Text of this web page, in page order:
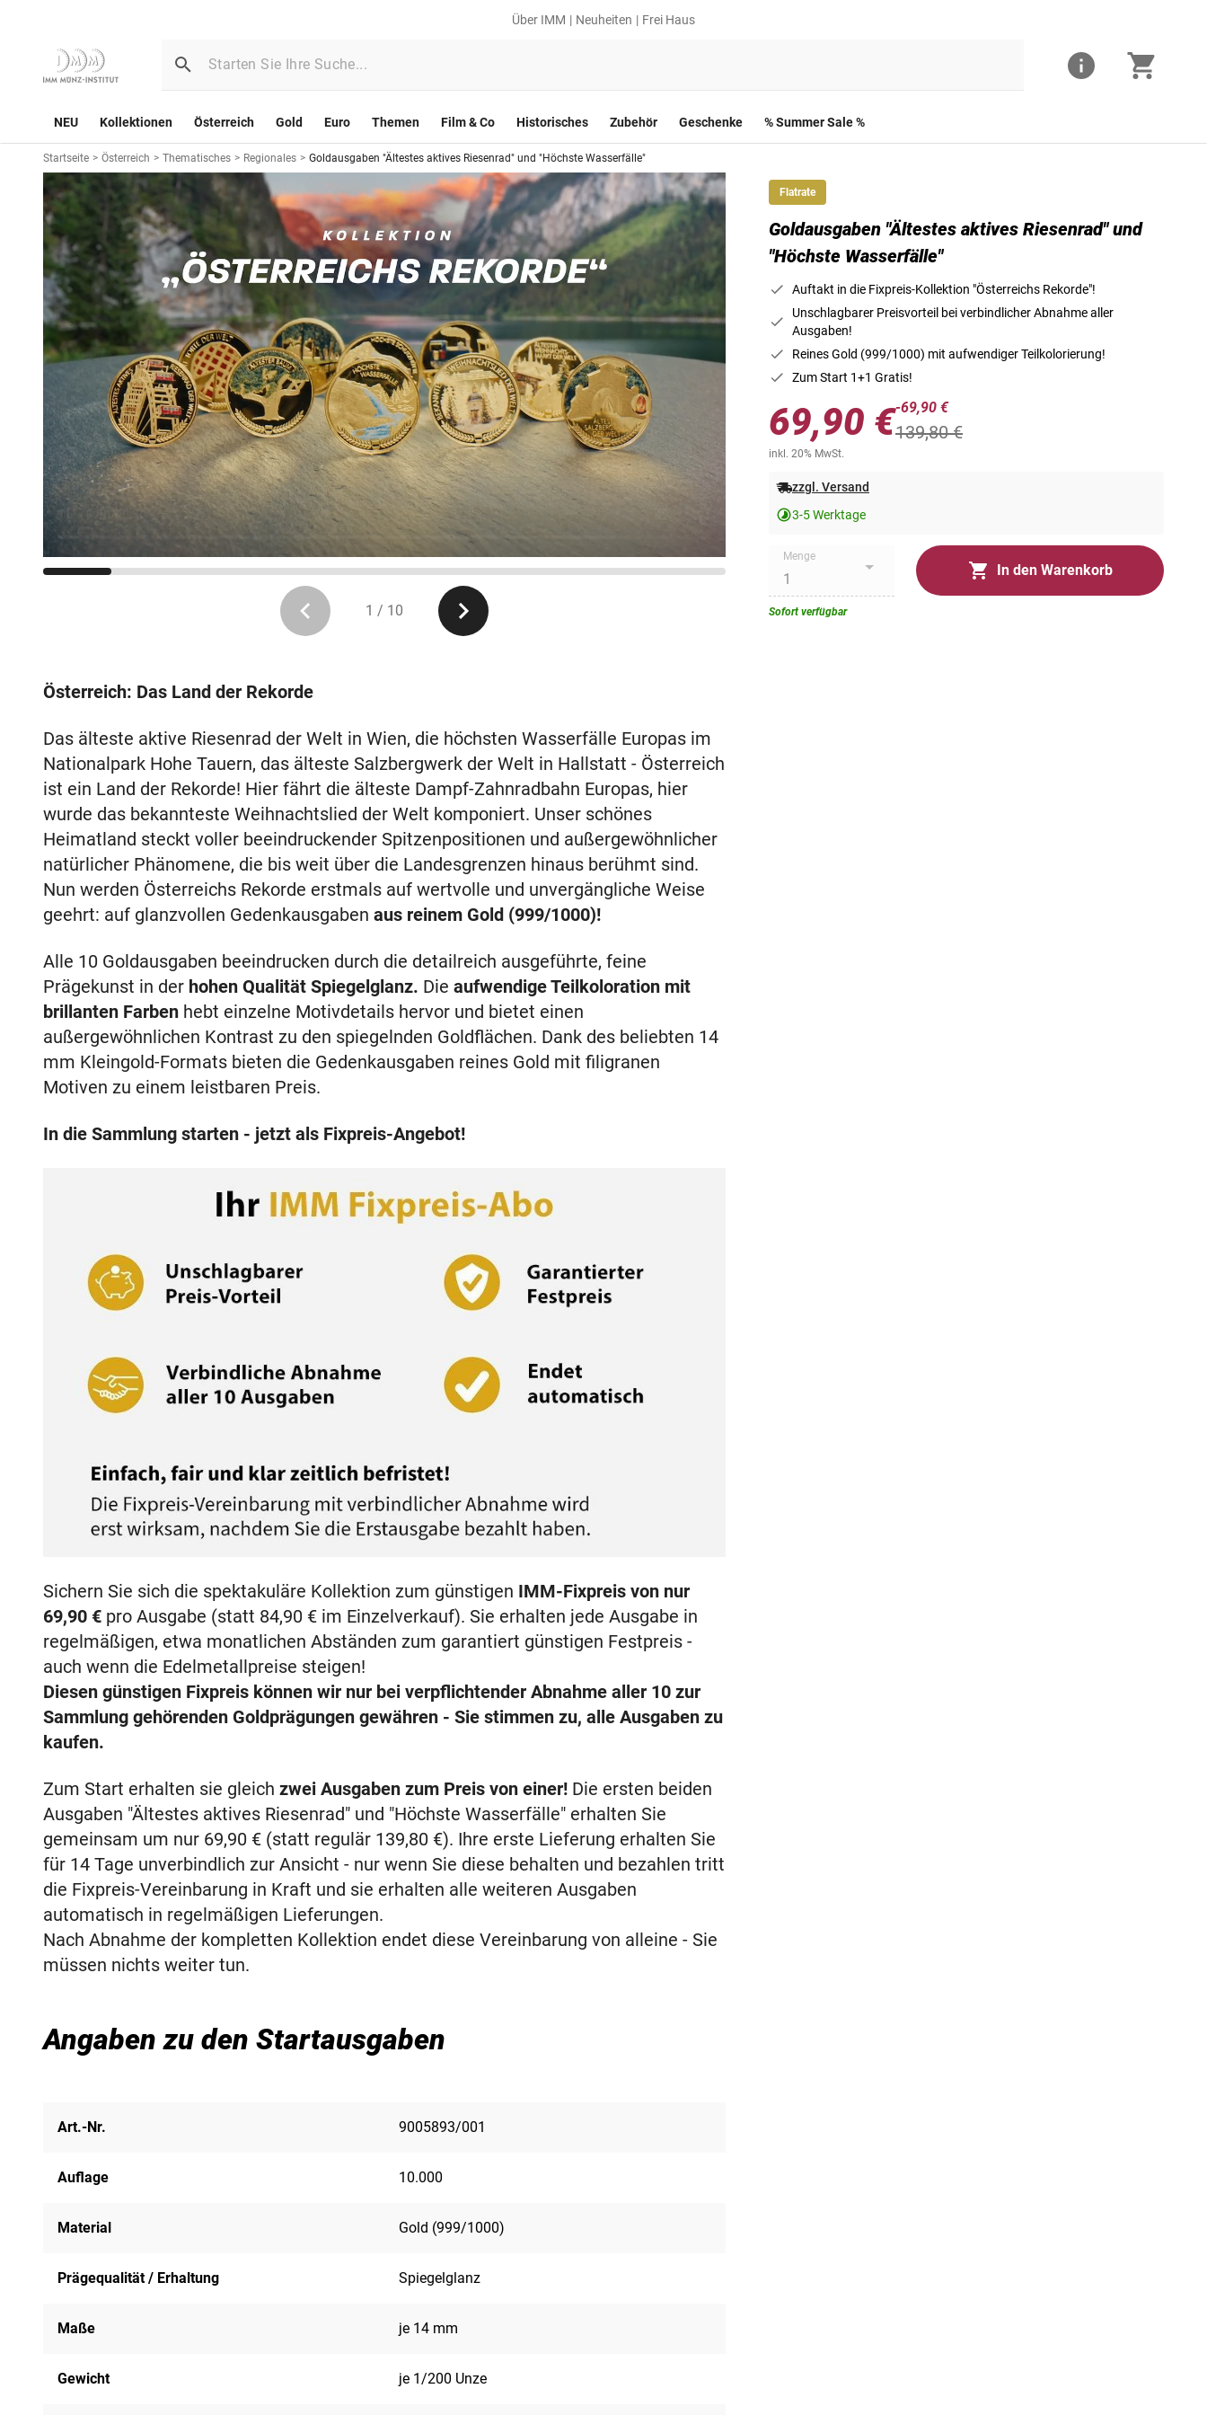
Über IMM Neuheiten Frei Haus
NEU Kollektionen Österreich Gold Euro Themen Film & Co Historisches Zubehör Geschenke % Summer Sale %
Startseite > Österreich > Thematisches > Regionales > Goldausgaben "Ältestes aktives Riesenrad" und "Höchste Wasserfälle"
Österreichs größte Rekorde verewigt in reinem Gold
1 / 10
Flatrate
Goldausgaben "Ältestes aktives Riesenrad" und
"Höchste Wasserfälle"
Auftakt in die Fixpreis-Kollektion "Österreichs Rekorde"!
Unschlagbarer Preisvorteil bei verbindlicher Abnahme aller
Ausgaben!
Reines Gold (999/1000) mit aufwendiger Teilkolorierung!
Zum Start 1+1 Gratis!
69,90 €-69,90 €
139,80 €
inkl. 20% MwSt.
zzgl. Versand
3-5 Werktage
Menge
In den Warenkorb
Sofort verfügbar
Österreich: Das Land der Rekorde
Das älteste aktive Riesenrad der Welt in Wien, die höchsten Wasserfälle Europas im
Nationalpark Hohe Tauern, das älteste Salzbergwerk der Welt in Hallstatt - Österreich
ist ein Land der Rekorde! Hier fährt die älteste Dampf-Zahnradbahn Europas, hier
wurde das bekannteste Weihnachtslied der Welt komponiert. Unser schönes
Heimatland steckt voller beeindruckender Spitzenpositionen und außergewöhnlicher
natürlicher Phänomene, die bis weit über die Landesgrenzen hinaus berühmt sind.
Nun werden Österreichs Rekorde erstmals auf wertvolle und unvergängliche Weise
geehrt: auf glanzvollen Gedenkausgaben aus reinem Gold (999/1000)!
Alle 10 Goldausgaben beeindrucken durch die detailreich ausgeführte, feine
Prägekunst in der hohen Qualität Spiegelglanz. Die aufwendige Teilkoloration mit
brillanten Farben hebt einzelne Motivdetails hervor und bietet einen
außergewöhnlichen Kontrast zu den spiegelnden Goldflächen. Dank des beliebten 14
mm Kleingold-Formats bieten die Gedenkausgaben reines Gold mit filigranen
Motiven zu einem leistbaren Preis.
In die Sammlung starten - jetzt als Fixpreis-Angebot!
Sichern Sie sich die spektakuläre Kollektion zum günstigen IMM-Fixpreis von nur
69,90 € pro Ausgabe (statt 84,90 € im Einzelverkauf). Sie erhalten jede Ausgabe in
regelmäßigen, etwa monatlichen Abständen zum garantiert günstigen Festpreis -
auch wenn die Edelmetallpreise steigen!
Diesen günstigen Fixpreis können wir nur bei verpflichtender Abnahme aller 10 zur
Sammlung gehörenden Goldprägungen gewähren - Sie stimmen zu, alle Ausgaben zu
kaufen.
Zum Start erhalten sie gleich zwei Ausgaben zum Preis von einer! Die ersten beiden
Ausgaben "Ältestes aktives Riesenrad" und "Höchste Wasserfälle" erhalten Sie
gemeinsam um nur 69,90 € (statt regulär 139,80 €). Ihre erste Lieferung erhalten Sie
für 14 Tage unverbindlich zur Ansicht - nur wenn Sie diese behalten und bezahlen tritt
die Fixpreis-Vereinbarung in Kraft und sie erhalten alle weiteren Ausgaben
automatisch in regelmäßigen Lieferungen.
Nach Abnahme der kompletten Kollektion endet diese Vereinbarung von alleine - Sie
müssen nichts weiter tun.
Angaben zu den Startausgaben
Art.-Nr. 9005893/001
Auflage 10.000
Material Gold (999/1000)
Prägequalität / Erhaltung Spiegelglanz
Maße je 14 mm
Gewicht je 1/200 Unze